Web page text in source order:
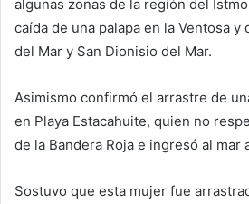
algunas zonas de la región del
caída de una palapa en la Ventosa y
del Mar y San Dionisio del Mar.
Asimismo confirmó el arrastre de
en Playa Estacahuite, quien no
de la Bandera Roja e ingresó al mar
Sostuvo que esta mujer fue